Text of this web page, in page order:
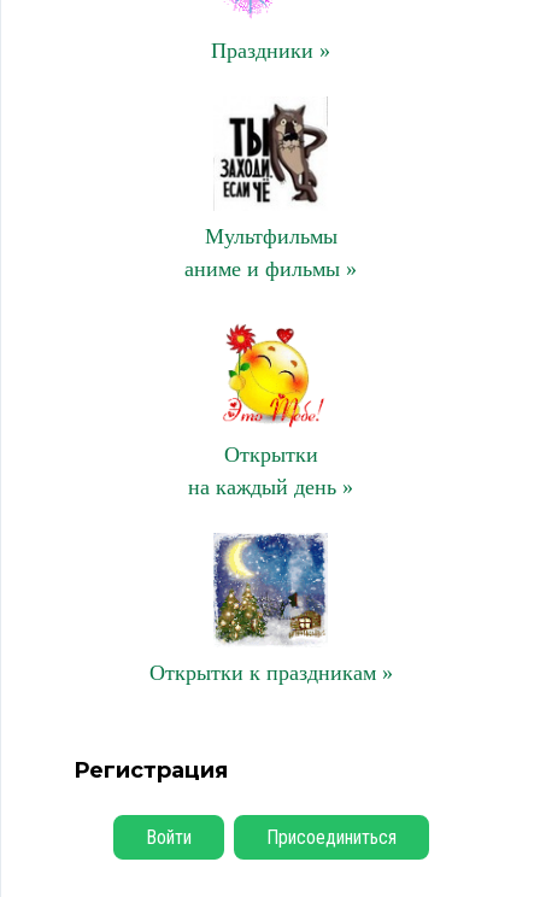
Праздники »
Мультфильмы
аниме и фильмы »
Открытки
на каждый день »
Открытки к праздникам »
Регистрация
Войти Присоединиться